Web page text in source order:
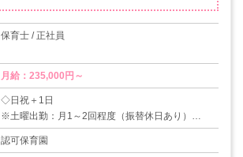
保育士 / 正社員
月給：235,000円～
◇日祝＋1日
※土曜出勤：月1～2回程度（振替休日あり）
◇年末年始休暇（6日）
◇有給休暇
認可保育園